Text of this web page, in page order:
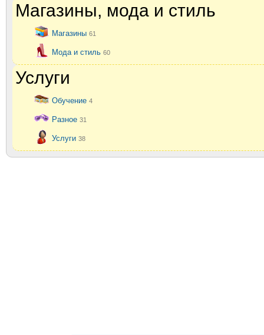
Магазины, мода и стиль
Магазины 61
Мода и стиль 60
Услуги
Обучение 4
Разное 31
Услуги 38